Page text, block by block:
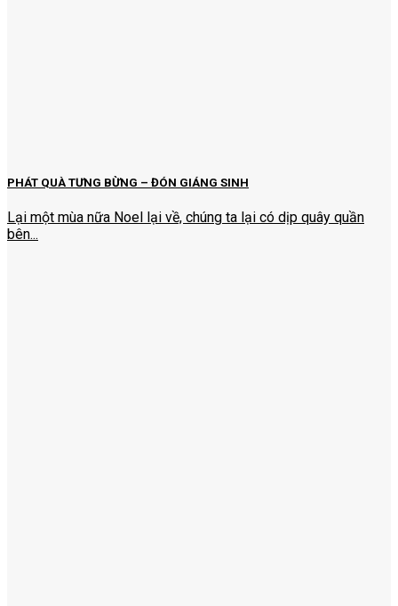
PHÁT QUÀ TƯNG BỪNG – ĐÓN GIÁNG SINH
Lại một mùa nữa Noel lại về, chúng ta lại có dịp quây quần
bên...